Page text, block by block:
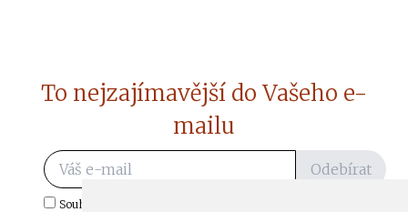
To nejzajímavější do Vašeho e-
mailu
Odebírat
Souhlasím s odběrem důležitých zpráv ze ČtiDoma.cz do mé e-